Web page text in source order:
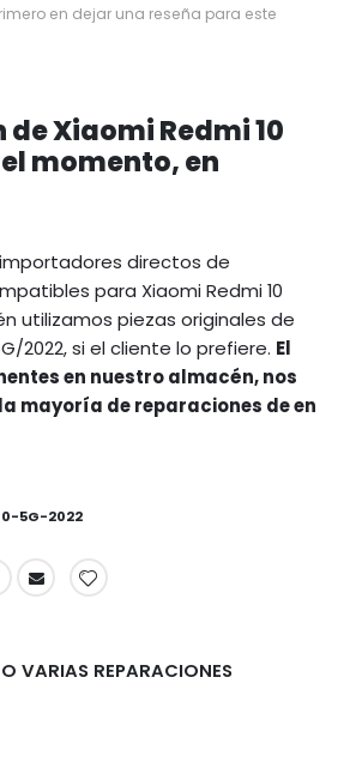
en dejar una reseña para este
Xiaomi Redmi 10
el momento, en
importadores directos de
para Xiaomi Redmi 10
utilizamos piezas originales de
2022, si el cliente lo prefiere. El
en nuestro almacén, nos
mayoría de reparaciones de en
5G-2022
VARIAS REPARACIONES